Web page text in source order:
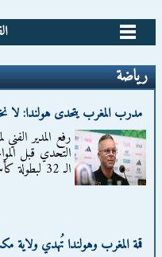
رياضة
مدرب المغرب يتحدى هولندا:
التحدي قبل
الـ 32 لبطولة كأس العالم 2026 لكرة...
قمة المغرب وهولندا تُهدي ولاية